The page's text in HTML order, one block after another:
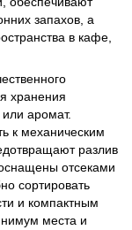
запахов, а
в кафе,
хранения
аромат.
к механическим
разлив
отсеками
сортировать
и компактным
места и